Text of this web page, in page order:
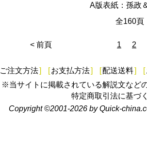
A版表紙：孫政
全160
< 前頁 1 2
ご注文方法] [お支払方法] [配送送料] [
※当サイトに掲載されている解説文など
特定商取引法に基づ
Copyright ©2001-2026 by Quick-